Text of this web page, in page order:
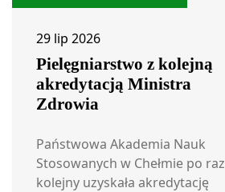
29 lip 2026
Pielęgniarstwo z kolejną
akredytacją Ministra
Zdrowia
Państwowa Akademia Nauk
Stosowanych w Chełmie po raz
kolejny uzyskała akredytację